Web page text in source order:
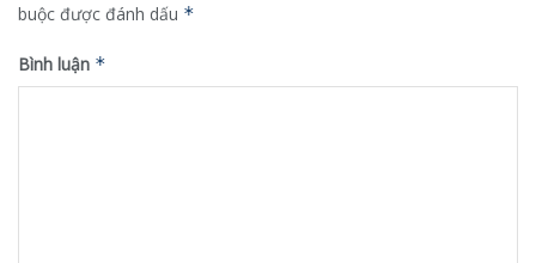
buộc được đánh dấu *
Bình luận *